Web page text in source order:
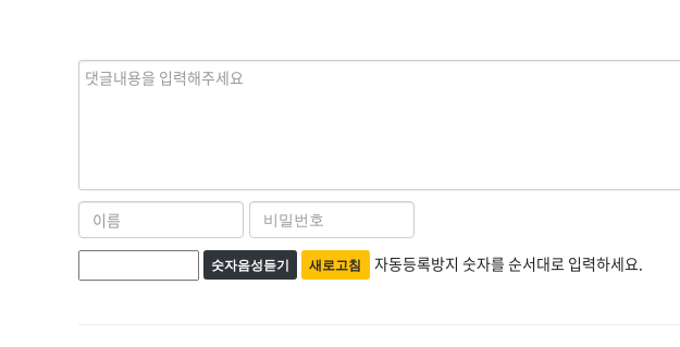
내
이
름
비
밀
번
숫자음성듣기 새로고침 자동등록방지 숫자를 순서대로 입력하세요.